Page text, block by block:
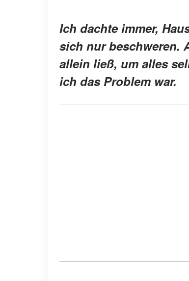
Ich dachte immer,
sich nur beschweren.
allein ließ, um alles
ich das Problem war.